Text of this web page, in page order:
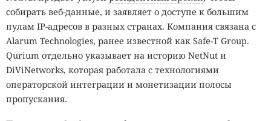
собирать веб-данные, и заявляет о доступе к большим
пулам IP-адресов в разных странах. Компания связана с
Alarum Technologies, ранее известной как Safe-T Group.
Qurium отдельно указывает на историю NetNut и
DiViNetworks, которая работала с технологиями
операторской интеграции и монетизации полосы
пропускания.